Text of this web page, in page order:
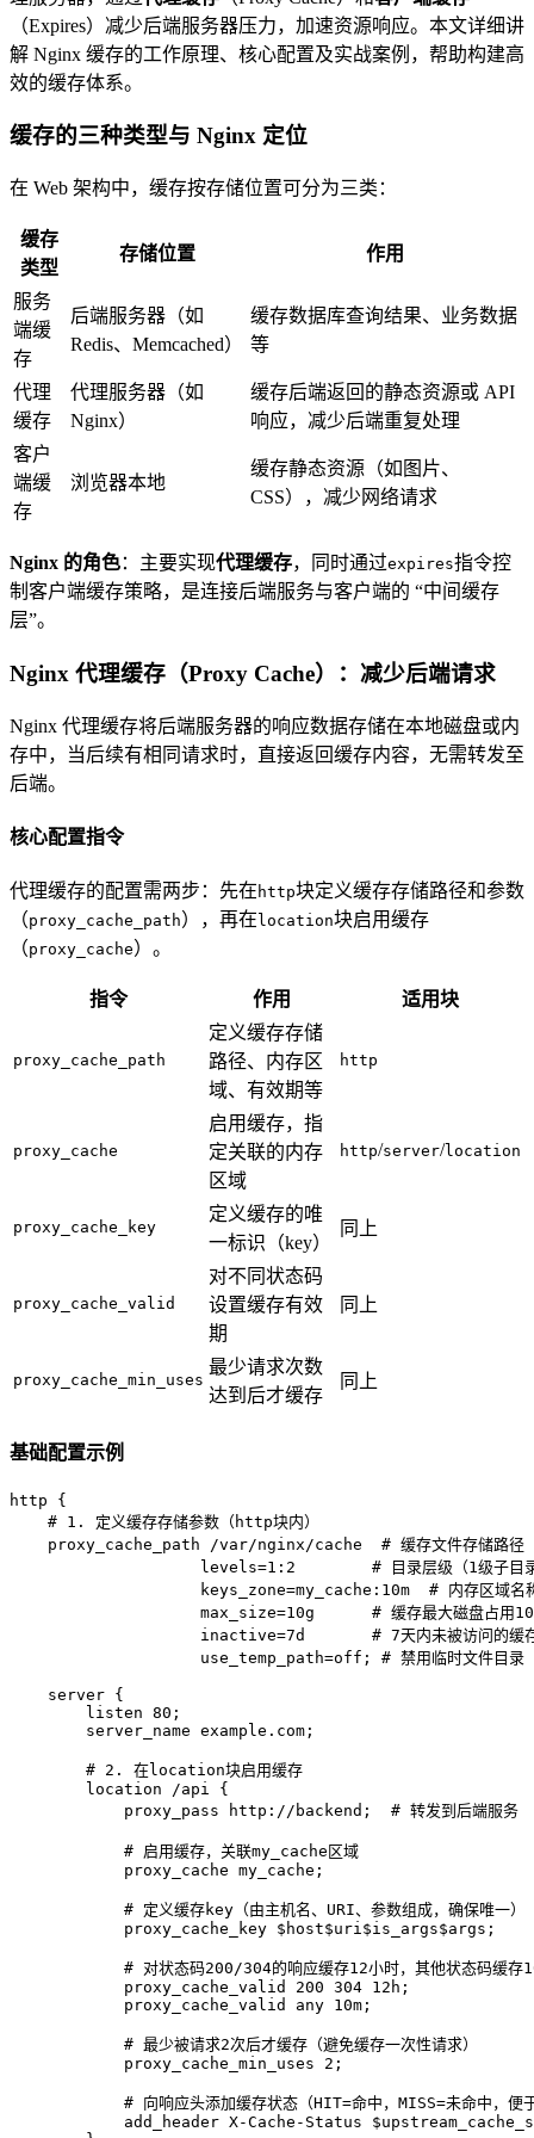
（Expires）减少后端服务器压力，加速资源响应。本文详细讲
解 Nginx 缓存的工作原理、核心配置及实战案例，帮助构建高
效的缓存体系。
缓存的三种类型与 Nginx 定位
在 Web 架构中，缓存按存储位置可分为三类：
缓存
类型
存储位置 作用
服务
端缓
存
后端服务器（如
Redis、Memcached）
缓存数据库查询结果、业务数据
等
代理
缓存
代理服务器（如
Nginx）
缓存后端返回的静态资源或 API
响应，减少后端重复处理
客户
端缓
存
浏览器本地
缓存静态资源（如图片、
CSS），减少网络请求
Nginx 的角色：主要实现代理缓存，同时通过expires指令控
制客户端缓存策略，是连接后端服务与客户端的 “中间缓存
层”。
Nginx 代理缓存（Proxy Cache）：减少后端请求
Nginx 代理缓存将后端服务器的响应数据存储在本地磁盘或内
存中，当后续有相同请求时，直接返回缓存内容，无需转发至
后端。
核心配置指令
代理缓存的配置需两步：先在 http块定义缓存存储路径和参数
（proxy_cache_path），再在 location块启用缓存
（proxy_cache）。
指令 作用 适用块
proxy_cache_path
定义缓存存储
路径、内存区
域、有效期等
http
proxy_cache
启用缓存，指
定关联的内存
区域
http/server/location
proxy_cache_key
定义缓存的唯
一标识（key）
同上
proxy_cache_valid
对不同状态码
设置缓存有效
期
同上
proxy_cache_min_uses
最少请求次数
达到后才缓存
同上
基础配置示例
http {
    # 1. 定义缓存存储参数（http块内）
    proxy_cache_path /var/nginx/cache  # 缓存文件存储路径
levels=1:2        # 目录层级（1级子目录
keys_zone=my_cache:10m  # 内存区域名称
max_size=10g      # 缓存最大磁盘占用10G
inactive=7d       # 7天内未被访问的缓
use_temp_path=off; # 禁用临时文件目录（
    server {
        listen 80;
        server_name example.com;
        # 2. 在location块启用缓存
        location /api {
            proxy_pass http://backend;  # 转发到后端服务
            # 启用缓存，关联my_cache区域
            proxy_cache my_cache;
            # 定义缓存key（由主机名、URI、参数组成，确保唯一）
            proxy_cache_key $host$uri$is_args$args;
# 对状态码200/304的响应缓存12小时，其他状态码缓存
            proxy_cache_valid 200 304 12h;
            proxy_cache_valid any 10m;
            # 最少被请求2次后才缓存（避免缓存一次性请求）
            proxy_cache_min_uses 2;
# 向响应头添加缓存状态（HIT=命中，MISS=未命中，便
add_header X-Cache-Status